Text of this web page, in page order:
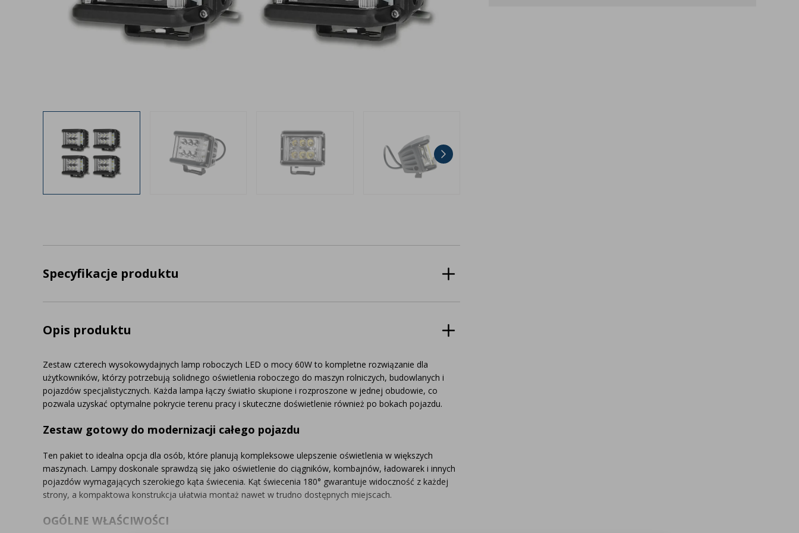
Specyfikacje produktu
Opis produktu
Zestaw czterech wysokowydajnych lamp roboczych LED o mocy 60W to kompletne rozwiązanie dla
użytkowników, którzy potrzebują solidnego oświetlenia roboczego do maszyn rolniczych, budowlanych i
pojazdów specjalistycznych. Każda lampa łączy światło skupione i rozproszone w jednej obudowie, co
pozwala uzyskać optymalne pokrycie terenu pracy i skuteczne doświetlenie również po bokach pojazdu.
Zestaw gotowy do modernizacji całego pojazdu
Ten pakiet to idealna opcja dla osób, które planują kompleksowe ulepszenie oświetlenia w większych
maszynach. Lampy doskonale sprawdzą się jako oświetlenie do ciągników, kombajnów, ładowarek i innych
pojazdów wymagających szerokiego kąta świecenia. Kąt świecenia 180° gwarantuje widoczność z każdej
strony, a kompaktowa konstrukcja ułatwia montaż nawet w trudno dostępnych miejscach.
OGÓLNE WŁAŚCIWOŚCI